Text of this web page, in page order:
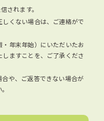
されます。
くない場合は、ご連絡がで
年末年始）にいただいたお
ますことを、ご了承くださ
や、ご返答できない場合が